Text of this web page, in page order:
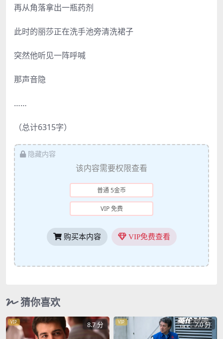
再从角落拿出一瓶药剂
此时的丽莎正在洗手池旁清洗裙子
突然他听见一阵呼喊
那声音隐
……
（总计6315字）
隐藏内容
该内容需要权限查看
普通 5金币
VIP 免费
购买本内容 VIP免费查看
猜你喜欢
VIP 8.7 分 VIP 7.0 分